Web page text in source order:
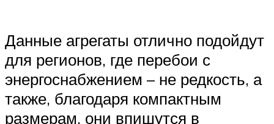
Данные агрегаты отлично подойдут
для регионов, где перебои с
энергоснабжением – не редкость, а
также, благодаря компактным
размерам, они впишутся в